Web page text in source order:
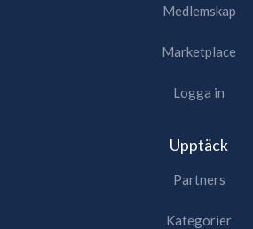
Medlemskap
Marketplace
Logga in
Upptäck
Partners
Kategorier